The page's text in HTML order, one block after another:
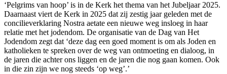
‘Pelgrims van hoop’ is in de Kerk het thema van het Jubeljaar 2025.
Daarnaast viert de Kerk in 2025 dat zij zestig jaar geleden met de
concilieverklaring Nostra aetate een nieuwe weg insloeg in haar
relatie met het jodendom. De organisatie van de Dag van Het
Jodendom zegt dat ‘deze dag een goed moment is om als Joden en
katholieken te spreken over de weg van ontmoeting en dialoog, in
de jaren die achter ons liggen en de jaren die nog gaan komen. Ook
in die zin zijn we nog steeds ‘op weg’.’